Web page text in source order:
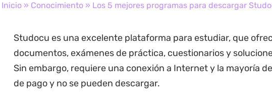
Inicio» Conocimiento» Los 5 mejores programas para descargar
Studocu es una excelente plataforma para estudiar, que
documentos, exámenes de práctica, cuestionarios y
Sin embargo, requiere una conexión a Internet y la mayoría
de pago y no se pueden descargar.